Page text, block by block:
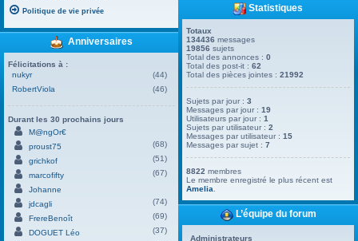
Politique de vie privée
Anniversaires
Félicitations à :
nukyr
(44)
RobertViola
(46)
Durant les 30 prochains jours
M@ngOr€
proust75
(68)
grichkof
(51)
marcofifty
(67)
Johanne
jdcagli
(74)
FrereBenoît
(69)
DOGUET Léo
(37)
Statistiques
Totaux
134436 messages
19856 sujets
Total des annonces :0
Total des post-it :62
Total des pièces jointes :21992
Sujets par jour :3
Messages par jour :19
Utilisateurs par jour :1
Sujets par utilisateur :2
Messages par utilisateur :15
Messages par sujet :7
8822 membres
Le membre enregistré le plus récent est
Amelia
L’équipe du forum
Administrateurs